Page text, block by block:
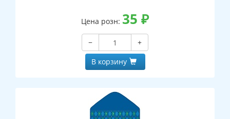
Цена розн: 35 ₽
−
+
В корзину